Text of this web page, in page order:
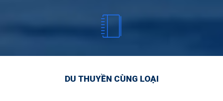
DU THUYỀN CÙNG LOẠI